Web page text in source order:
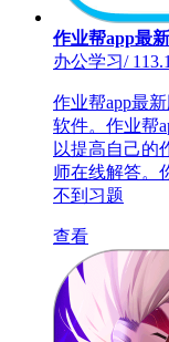
作业帮app最
办公学习/
作业帮app最
软件。作业帮
以提高自己的
师在线解答。
不到习题
查看